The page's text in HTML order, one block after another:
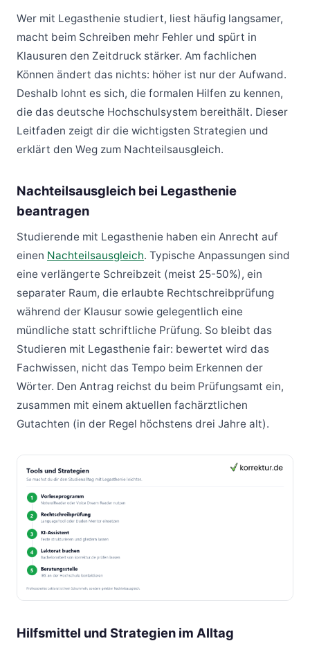
Wer mit Legasthenie studiert, liest häufig langsamer,
macht beim Schreiben mehr Fehler und spürt in
Klausuren den Zeitdruck stärker. Am fachlichen
Können ändert das nichts: höher ist nur der Aufwand.
Deshalb lohnt es sich, die formalen Hilfen zu kennen,
die das deutsche Hochschulsystem bereithält. Dieser
Leitfaden zeigt dir die wichtigsten Strategien und
erklärt den Weg zum Nachteilsausgleich.
Nachteilsausgleich bei Legasthenie
beantragen
Studierende mit Legasthenie haben ein Anrecht auf
einen Nachteilsausgleich. Typische Anpassungen sind
eine verlängerte Schreibzeit (meist 25-50%), ein
separater Raum, die erlaubte Rechtschreibprüfung
während der Klausur sowie gelegentlich eine
mündliche statt schriftliche Prüfung. So bleibt das
Studieren mit Legasthenie fair: bewertet wird das
Fachwissen, nicht das Tempo beim Erkennen der
Wörter. Den Antrag reichst du beim Prüfungsamt ein,
zusammen mit einem aktuellen fachärztlichen
Gutachten (in der Regel höchstens drei Jahre alt).
Hilfsmittel und Strategien im Alltag